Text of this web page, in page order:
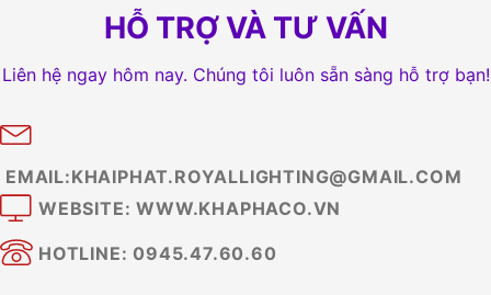
HỖ TRỢ VÀ TƯ VẤN
Liên hệ ngay hôm nay. Chúng tôi luôn sẵn sàng hỗ trợ bạn!
EMAIL:KHAIPHAT.ROYALLIGHTING@GMAIL.COM
WEBSITE: WWW.KHAPHACO.VN
HOTLINE: 0945.47.60.60